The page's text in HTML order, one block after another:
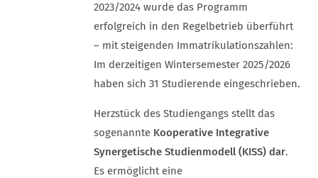
2023/2024 wurde das Programm
erfolgreich in den Regelbetrieb überführt
– mit steigenden Immatrikulationszahlen:
Im derzeitigen Wintersemester 2025/2026
haben sich 31 Studierende eingeschrieben.
Herzstück des Studiengangs stellt das
sogenannte Kooperative Integrative
Synergetische Studienmodell (KISS) dar.
Es ermöglicht eine